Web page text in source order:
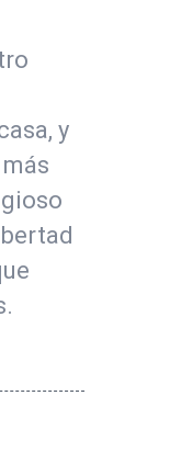
y